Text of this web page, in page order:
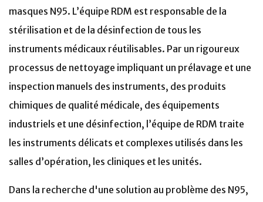
masques N95. L’équipe RDM est responsable de la
stérilisation et de la désinfection de tous les
instruments médicaux réutilisables. Par un rigoureux
processus de nettoyage impliquant un prélavage et une
inspection manuels des instruments, des produits
chimiques de qualité médicale, des équipements
industriels et une désinfection, l’équipe de RDM traite
les instruments délicats et complexes utilisés dans les
salles d’opération, les cliniques et les unités.
Dans la recherche d'une solution au problème des N95,